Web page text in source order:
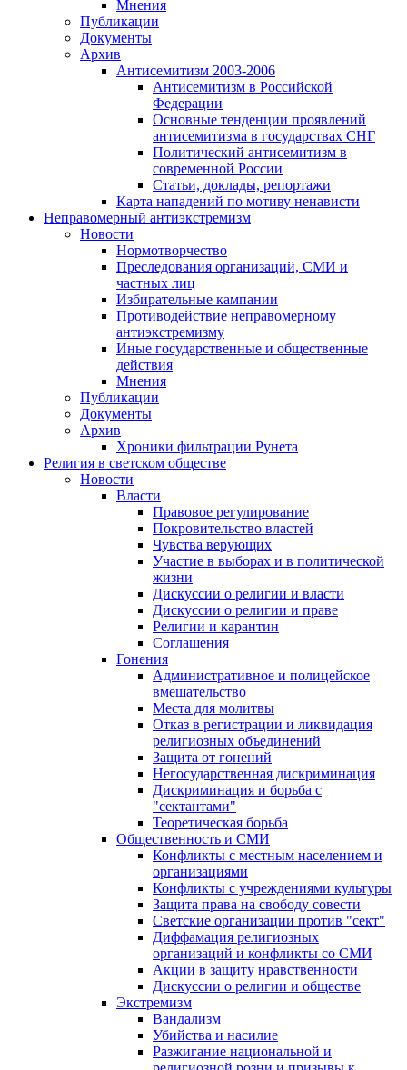
Мнения
Публикации
Документы
Архив
Антисемитизм 2003-2006
Антисемитизм в Российской
Федерации
Основные тенденции проявлений
антисемитизма в государствах СНГ
Политический антисемитизм в
современной России
Статьи, доклады, репортажи
Карта нападений по мотиву ненависти
Неправомерный антиэкстремизм
Новости
Нормотворчество
Преследования организаций, СМИ и
частных лиц
Избирательные кампании
Противодействие неправомерному
антиэкстремизму
Иные государственные и общественные
действия
Мнения
Публикации
Документы
Архив
Хроники фильтрации Рунета
Религия в светском обществе
Новости
Власти
Правовое регулирование
Покровительство властей
Чувства верующих
Участие в выборах и в политической
жизни
Дискуссии о религии и власти
Дискуссии о религии и праве
Религии и карантин
Соглашения
Гонения
Административное и полицейское
вмешательство
Места для молитвы
Отказ в регистрации и ликвидация
религиозных объединений
Защита от гонений
Негосударственная дискриминация
Дискриминация и борьба с
"сектантами"
Теоретическая борьба
Общественность и СМИ
Конфликты с местным населением и
организациями
Конфликты с учреждениями культуры
Защита права на свободу совести
Светские организации против "сект"
Диффамация религиозных
организаций и конфликты со СМИ
Акции в защиту нравственности
Дискуссии о религии и обществе
Экстремизм
Вандализм
Убийства и насилие
Разжигание национальной и